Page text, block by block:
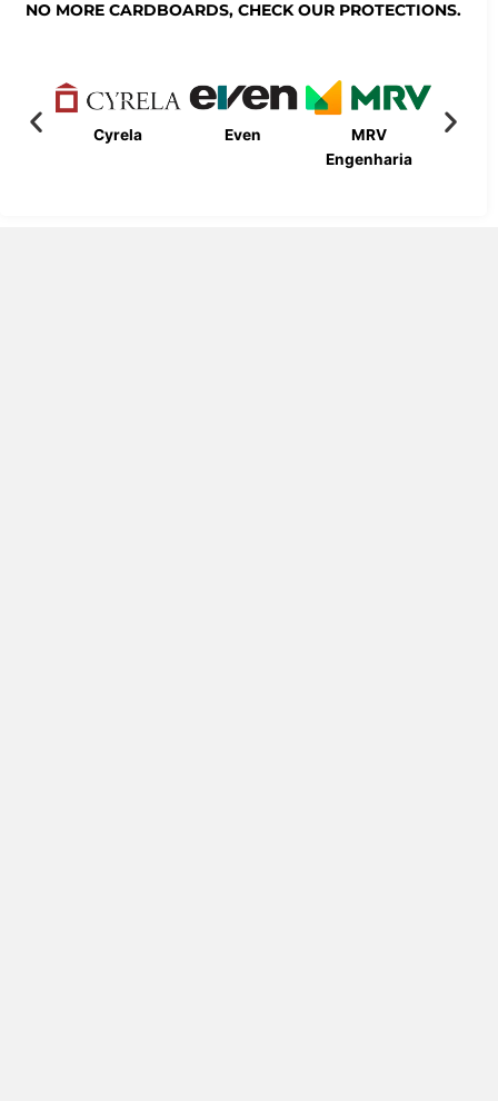
NO MORE CARDBOARDS, CHECK OUR PROTECTIONS.
Cyrela Even
MRV
Engenharia